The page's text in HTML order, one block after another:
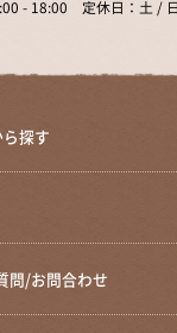
- 18:00 定休日：土 /
探す
問/お問合わせ